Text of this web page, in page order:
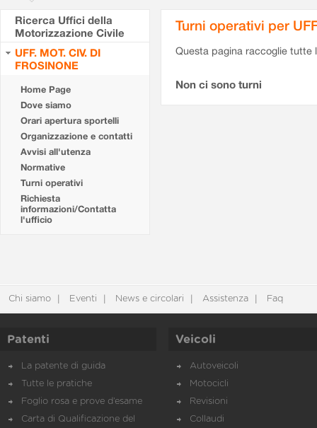
Ricerca Uffici della
Motorizzazione Civile
UFF. MOT. CIV. DI
FROSINONE
Home Page
Dove siamo
Orari apertura sportelli
Organizzazione e contatti
Avvisi all'utenza
Normative
Turni operativi
Richiesta
informazioni/Contatta
l'ufficio
Turni operativi per
Questa pagina raccoglie tutte
Non ci sono turni
Chi siamo Eventi News e circolari Assistenza Faq
Patenti
La patente di guida
Tutte le pratiche
Foglio rosa e prove d’esame
Carta di Qualificazione del
Veicoli
Autoveicoli
Motocicli
Revisioni
Collaudi